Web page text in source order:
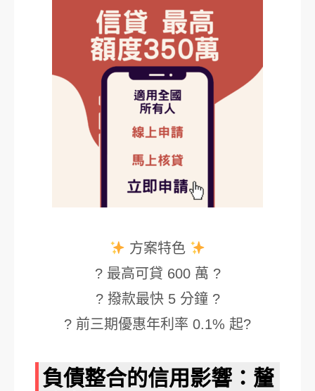
方案特色
? 最高可貸 600 萬 ?
? 撥款最快 5 分鐘 ?
? 前三期優惠年利率 0.1% 起?
負債整合的信用影響：釐